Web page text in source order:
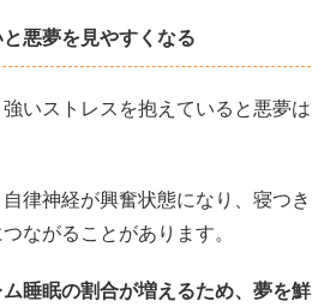
悪夢を見やすくなる
いストレスを抱えていると悪夢は
律神経が興奮状態になり、寝つき
ながることがあります。
睡眠の割合が増えるため、夢を鮮